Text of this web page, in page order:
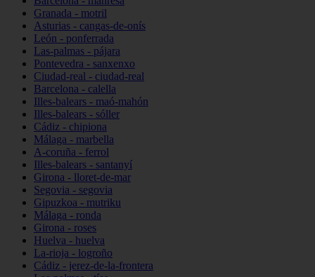
Granada - motril
Asturias - cangas-de-onís
León - ponferrada
Las-palmas - pájara
Pontevedra - sanxenxo
Ciudad-real - ciudad-real
Barcelona - calella
Illes-balears - maó-mahón
Illes-balears - sóller
Cádiz - chipiona
Málaga - marbella
A-coruña - ferrol
Illes-balears - santanyí
Girona - lloret-de-mar
Segovia - segovia
Gipuzkoa - mutriku
Málaga - ronda
Girona - roses
Huelva - huelva
La-rioja - logroño
Cádiz - jerez-de-la-frontera